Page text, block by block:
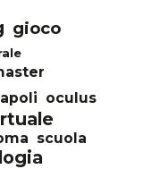
gioco
oculus
scuola